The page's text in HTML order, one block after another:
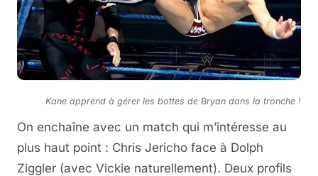
Kane apprend à gérer les bottes de Bryan dans la tronche !
On enchaîne avec un match qui m’intéresse au
plus haut point : Chris Jericho face à Dolph
Ziggler (avec Vickie naturellement). Deux profils